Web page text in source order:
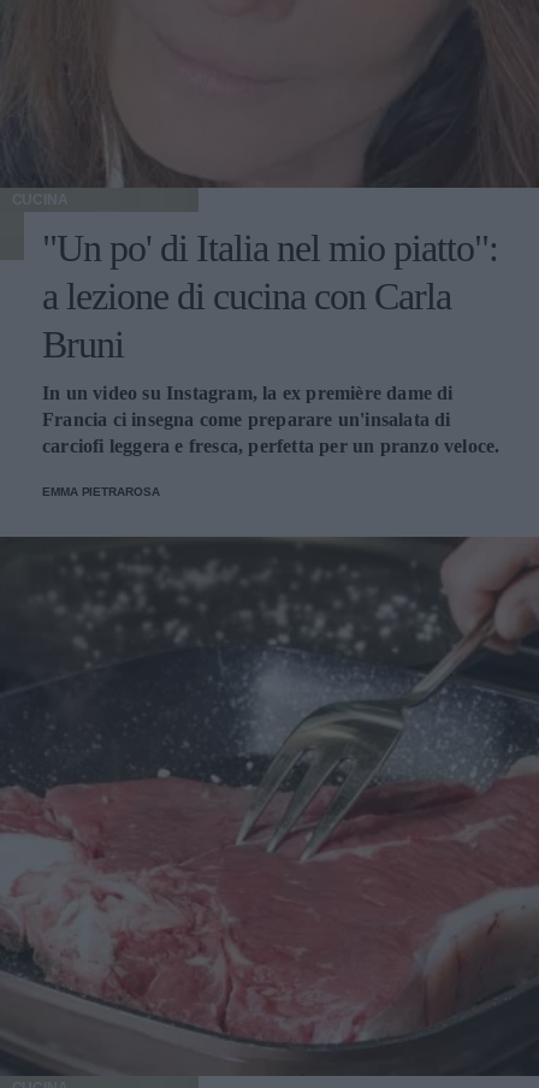
CUCINA
"Un po' di Italia nel mio piatto":
a lezione di cucina con Carla
Bruni
In un video su Instagram, la ex première dame di
Francia ci insegna come preparare un'insalata di
carciofi leggera e fresca, perfetta per un pranzo veloce.
EMMA PIETRAROSA